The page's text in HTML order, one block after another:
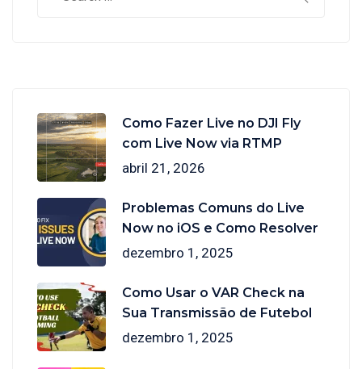
Como Fazer Live no DJI Fly
com Live Now via RTMP
abril 21, 2026
Problemas Comuns do Live
Now no iOS e Como Resolver
dezembro 1, 2025
Como Usar o VAR Check na
Sua Transmissão de Futebol
dezembro 1, 2025